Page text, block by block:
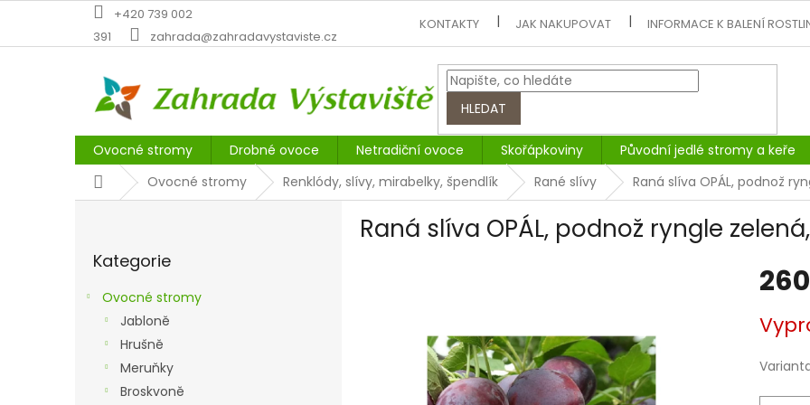
obsah
+420 739 002
391
zahrada@zahradavystaviste.cz
KONTAKTY JAK NAKUPOVAT INFORMACE K BALENÍ
HLEDAT
Ovocné stromy Drobné ovoce Netradiční ovoce Skořápkoviny Původní jedlé stromy a keře
DomůOvocné stromy Renklódy, slívy, mirabelky, špendlík Rané slívy Raná slíva OPÁL, podnož
kategorie
Kategorie
Ovocné stromy
Jabloně
Hrušně
Meruňky
Broskvoně
Raná slíva OPÁL, podnož ryngle
cena: